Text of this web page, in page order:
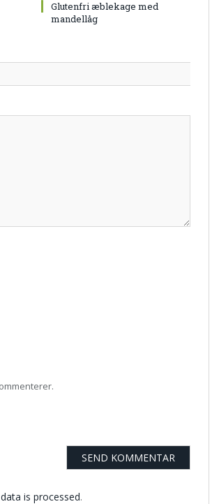
Glutenfri æblekage med
mandellåg
is processed.